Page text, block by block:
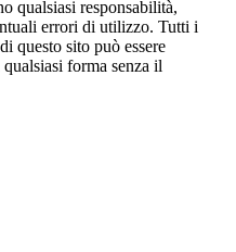
qualsiasi responsabilità,
errori di utilizzo. Tutti i
questo sito può essere
forma senza il